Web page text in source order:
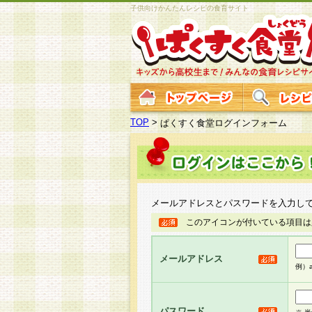
子供向けかんたんレシピの食育サイト
TOP >ぱくすく食堂ログインフォーム
メールアドレスとパスワードを入力し
このアイコンが付いている項目
メールアドレス
例）